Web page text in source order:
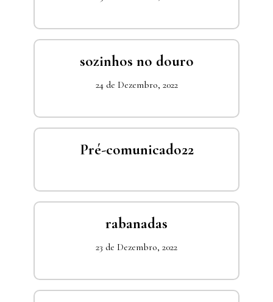
sozinhos no douro
24 de Dezembro, 2022
Pré-comunicado22
rabanadas
23 de Dezembro, 2022